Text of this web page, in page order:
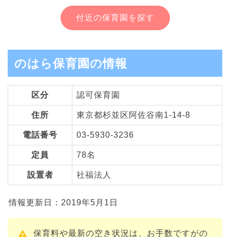
付近の保育園を探す
のはら保育園の情報
区分 認可保育園
住所 東京都杉並区阿佐谷南1-14-8
電話番号 03-5930-3236
定員 78名
設置者 社福法人
情報更新日：2019年5月1日
保育料や最新の空き状況は、お手数ですがの